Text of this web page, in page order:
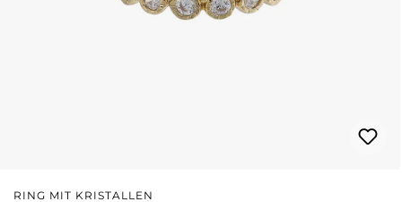
RING MIT KRISTALLEN